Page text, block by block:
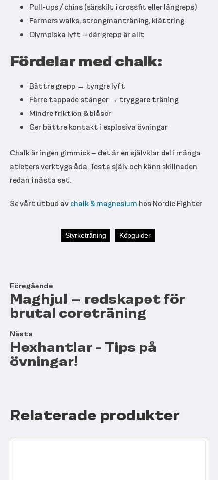
Pull-ups / chins (särskilt i crossfit eller långreps)
Farmers walks, strongmanträning, klättring
Olympiska lyft – där grepp är allt
Fördelar med chalk:
Bättre grepp → tyngre lyft
Färre tappade stänger → tryggare träning
Mindre friktion & blåsor
Ger bättre kontakt i explosiva övningar
Chalk är ingen gimmick – det är en självklar del i många
atleters verktygslåda. Testa själv och känn skillnaden
redan i nästa set.
Se vårt utbud avchalk & magnesium hos Nordic Fighter
Styrketräning Köpguider
Föregående
Maghjul – redskapet för
brutal coreträning
Nästa
Hexhantlar - Tips på
övningar!
Relaterade produkter